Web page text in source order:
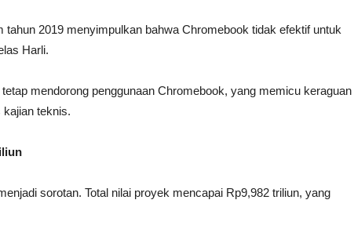
tahun 2019 menyimpulkan bahwa Chromebook tidak efektif untuk
Harli.
mendorong penggunaan Chromebook, yang memicu keraguan
teknis.
sorotan. Total nilai proyek mencapai Rp9,982 triliun, yang